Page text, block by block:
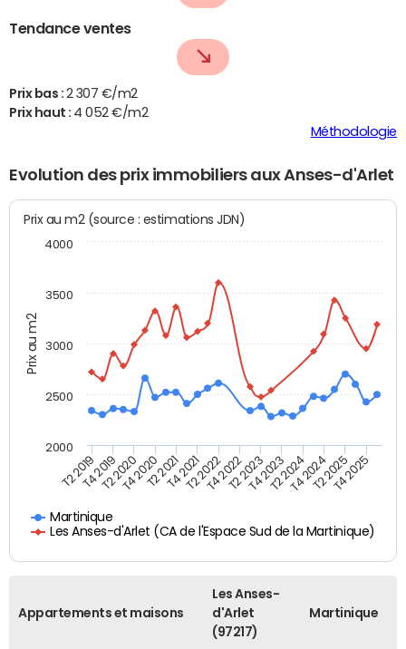
Tendance ventes
Prix bas : 2 307 €/m2
Prix haut : 4 052 €/m2
Méthodologie
Evolution des prix immobiliers aux Anses-d'Arlet
Prix au m2
Prix au m2 (source : estimations JDN)
Martinique
Les Anses-d'Arlet (CA de l'Espace Sud de la Martinique)
T2 2019T4 2019T2 2020T4 2020T2 2021T4 2021T2 2022T4 2022T2 2023T4 2023T2 2024T4 2024T2 2025T4 2025
2000
2500
3000
3500
4000
Appartements et maisons
Les Anses-
d'Arlet
(97217)
Martinique